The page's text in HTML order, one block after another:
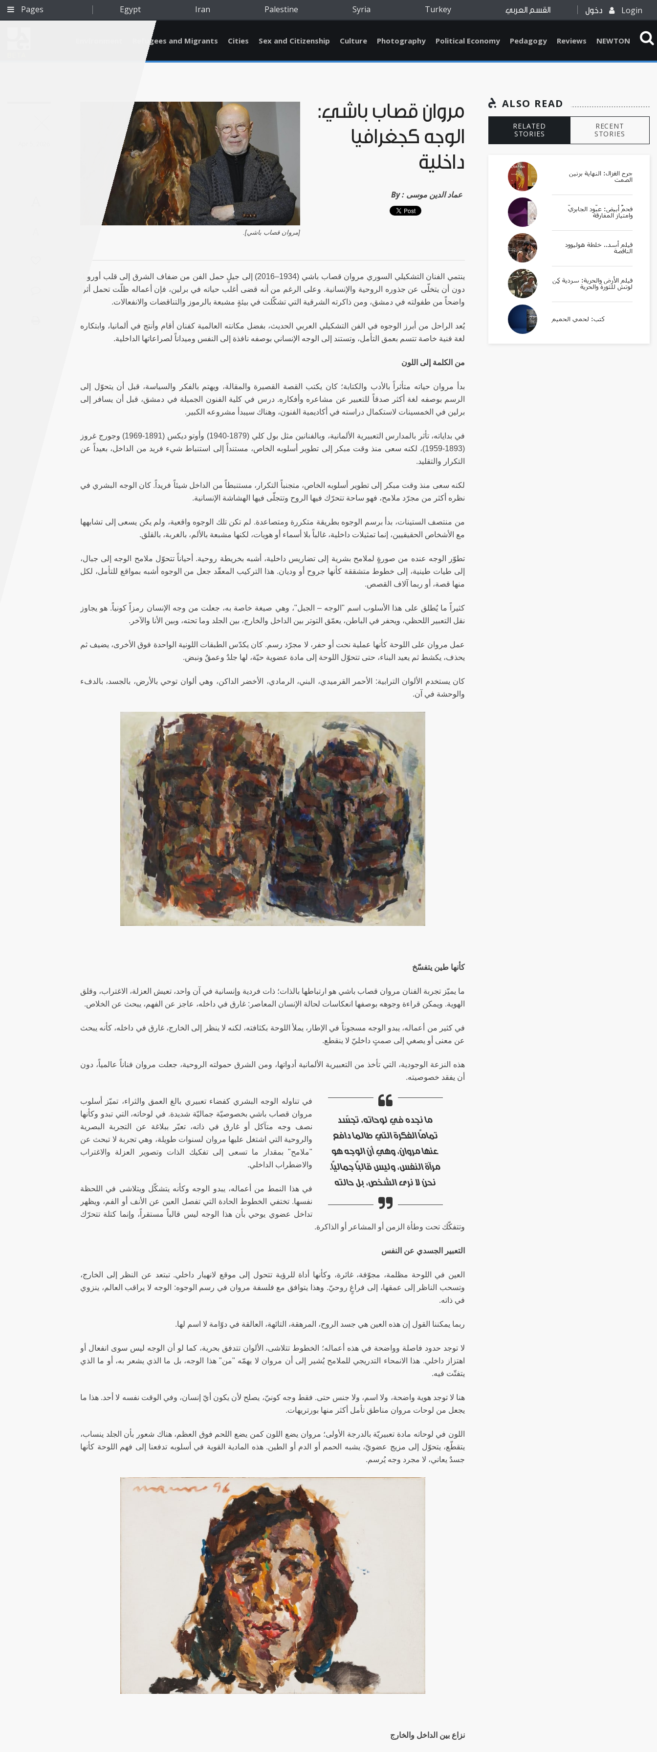
Pages Egypt Iran Palestine Syria Turkey القسم العربي دخول Login
Refugees and Migrants Cities Sex and Citizenship Culture Photography Political Economy Pedagogy Reviews NEWTON
[مروان قصاب باشي].
مروان قصاب باشي:
الوجه كجغرافيا
داخلية
By : عماد الدين موسى
ينتمي الفنان التشكيلي السوري مروان قصاب باشي (1934–2016) إلى جيلٍ حمل الفن من ضفاف الشرق إلى قلب أوروبا،
دون أن يتخلّى عن جذوره الروحية والإنسانية. وعلى الرغم من أنه قضى أغلب حياته في برلين، فإن أعماله ظلّت تحمل أثراً
واضحاً من طفولته في دمشق، ومن ذاكرته الشرقية التي تشكّلت في بيئةٍ مشبعة بالرموز والتناقضات والانفعالات.
يُعد الراحل من أبرز الوجوه في الفن التشكيلي العربي الحديث، بفضل مكانته العالمية كفنان أقام وأنتج في ألمانيا، وابتكاره
لغة فنية خاصة تتسم بعمق التأمل، وتستند إلى الوجه الإنساني بوصفه نافذة إلى النفس وميداناً لصراعاتها الداخلية.
من الكلمة إلى اللون
بدأ مروان حياته متأثراً بالأدب والكتابة؛ كان يكتب القصة القصيرة والمقالة، ويهتم بالفكر والسياسة، قبل أن يتحوّل إلى
الرسم بوصفه لغة أكثر صدقاً للتعبير عن مشاعره وأفكاره. درس في كلية الفنون الجميلة في دمشق، قبل أن يسافر إلى
برلين في الخمسينات لاستكمال دراسته في أكاديمية الفنون، وهناك سيبدأ مشروعه الكبير.
في بداياته، تأثر بالمدارس التعبيرية الألمانية، وبالفنانين مثل بول كلي (1879-1940) وأوتو ديكس (1891-1969) وجورج غروز
(1893-1959)، لكنه سعى منذ وقت مبكر إلى تطوير أسلوبه الخاص، مستنداً إلى استنباط شيء فريد من الداخل، بعيداً عن
التكرار والتقليد.
لكنه سعى منذ وقت مبكر إلى تطوير أسلوبه الخاص، متجنباً التكرار، مستنبطاً من الداخل شيئاً فريداً. كان الوجه البشري في
نظره أكثر من مجرّد ملامح، فهو ساحة تتحرّك فيها الروح وتتجلّى فيها الهشاشة الإنسانية.
من منتصف الستينات، بدأ برسم الوجوه بطريقة متكررة ومتصاعدة. لم تكن تلك الوجوه واقعية، ولم يكن يسعى إلى تشابهها
مع الأشخاص الحقيقيين، إنما تمثيلات داخلية، غالباً بلا أسماء أو هويات، لكنها مشبعة بالألم، بالغربة، بالقلق.
تطوّر الوجه عنده من صورةٍ لملامح بشرية إلى تضاريس داخلية، أشبه بخريطة روحية. أحياناً تتحوّل ملامح الوجه إلى جبال،
إلى طيات طينية، إلى خطوط متشققة كأنها جروح أو وديان. هذا التركيب المعقّد جعل من الوجوه أشبه بمواقع للتأمل، لكل
منها قصة، أو ربما آلاف القصص.
كثيراً ما يُطلق على هذا الأسلوب اسم "الوجه – الجبل"، وهي صيغة خاصة به، جعلت من وجه الإنسان رمزاً كونياً. هو يجاوز
نقل التعبير اللحظي، ويحفر في الباطن، يعمّق التوتر بين الداخل والخارج، بين الجلد وما تحته، وبين الأنا والآخر.
عمل مروان على اللوحة كأنها عملية نحت أو حفر، لا مجرّد رسم. كان يكدّس الطبقات اللونية الواحدة فوق الأخرى، يضيف ثم
يحذف، يكشط ثم يعيد البناء، حتى تتحوّل اللوحة إلى مادة عضوية حيّة، لها جلدٌ وعمقٌ ونبض.
كان يستخدم الألوان الترابية: الأحمر القرميدي، البني، الرمادي، الأخضر الداكن، وهي ألوان توحي بالأرض، بالجسد، بالدفء
والوحشة في آن.
كأنها طين يتفسّخ
ما يميّز تجربة الفنان مروان قصاب باشي هو ارتباطها بالذات؛ ذات فردية وإنسانية في آن واحد، تعيش العزلة، الاغتراب، وقلق
الهوية. ويمكن قراءة وجوهه بوصفها انعكاسات لحالة الإنسان المعاصر: غارق في داخله، عاجز عن الفهم، يبحث عن الخلاص.
في كثير من أعماله، يبدو الوجه مسجوناً في الإطار، يملأ اللوحة بكثافته، لكنه لا ينظر إلى الخارج، غارق في داخله، كأنه يبحث
عن معنى أو يصغي إلى صمتٍ داخليّ لا ينقطع.
هذه النزعة الوجودية، التي تأخذ من التعبيرية الألمانية أدواتها، ومن الشرق حمولته الروحية، جعلت مروان فناناً عالمياً، دون
أن يفقد خصوصيته.
ما نجده في لوحاته، تجسّد
تماماً الفكرة التي طالما دافع
عنها مروان، وهي أن الوجه هو
مرآة النفس، وليس قالباً جمالياً.
نحن لا نرى الشخص، بل حالته
في تناوله الوجه البشري كفضاء تعبيري بالغ العمق والثراء، تميّز أسلوب
مروان قصاب باشي بخصوصيّة جماليّة شديدة. في لوحاته، التي تبدو وكأنها
نصف وجه متآكل أو غارق في ذاته، تعبّر ببلاغة عن التجربة البصرية
والروحية التي اشتغل عليها مروان لسنوات طويلة، وهي تجربة لا تبحث عن
"ملامح" بمقدار ما تسعى إلى تفكيك الذات وتصوير العزلة والاغتراب
والاضطراب الداخلي.
في هذا النمط من أعماله، يبدو الوجه وكأنه يتشكّل ويتلاشى في اللحظة
نفسها. تختفي الخطوط الحادة التي تفصل العين عن الأنف أو الفم، ويظهر
تداخل عضوي يوحي بأن هذا الوجه ليس قالباً مستقراً، وإنما كتلة تتحرّك
وتتفكّك تحت وطأة الزمن أو المشاعر أو الذاكرة.
التعبير الجسدي عن النفس
العين في اللوحة مظلمة، مجوّفة، غائرة، وكأنها أداة للرؤية تتحول إلى موقع لانهيار داخلي. تبتعد عن النظر إلى الخارج،
وتسحب الناظر إلى عمقها، إلى فراغٍ روحيّ. وهذا يتوافق مع فلسفة مروان في رسم الوجوه: الوجه لا يراقب العالم، ينزوي
في ذاته.
ربما يمكننا القول إن هذه العين هي جسد الروح، المرهقة، التائهة، العالقة في دوّامة لا اسم لها.
لا توجد حدود فاصلة وواضحة في هذه أعماله؛ الخطوط تتلاشى، الألوان تتدفق بحرية، كما لو أن الوجه ليس سوى انفعال أو
اهتزاز داخلي. هذا الانمحاء التدريجي للملامح يُشير إلى أن مروان لا يهمّه "من" هذا الوجه، بل ما الذي يشعر به، أو ما الذي
يتفتّت فيه.
هنا لا توجد هوية واضحة، ولا اسم، ولا جنس حتى. فقط وجه كونيّ، يصلح لأن يكون أيّ إنسان، وفي الوقت نفسه لا أحد. هذا ما
يجعل من لوحات مروان مناطق تأمل أكثر منها بورتريهات.
اللون في لوحاته مادة تعبيريّة بالدرجة الأولى؛ مروان يضع اللون كمن يضع اللحم فوق العظم، هناك شعور بأن الجلد ينساب،
يتقطّع، يتحوّل إلى مزيج عضويّ، يشبه الحمم أو الدم أو الطين. هذه المادية القوية في أسلوبه تدفعنا إلى فهم اللوحة كأنها
جسدٌ يعاني، لا مجرد وجه يُرسم.
نزاع بين الداخل والخارج
ALSO READ
RELATED
STORIES
RECENT
STORIES
جرح الغزال: النهاية برنين
الصمت
فحمٌ أبيض: عبّود الجابريّ
وامتياز المفارقة
فيلم أسد.. خلطة هوليوود
الناقصة
فيلم الأرض والحرية: سردية كِن
لوتش للثورة والحرية
كتب: لحمي الحميم